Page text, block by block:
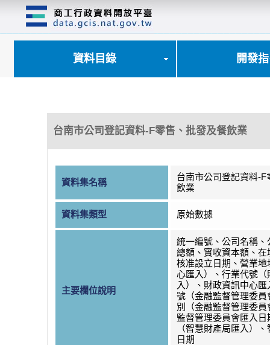
資料目錄 開發
台南市公司登記資料-F零售、批發及餐飲業
資料集名稱
台南市公司登記資料-F
飲業
資料集類型 原始數據
主要欄位說明
統一編號、公司名稱、
總額、實收資本額、在
核准設立日期、營業地
心匯入）、行業代號（
入）、財政資訊中心
號（金融監督管理委員
別（金融監督管理委
監督管理委員會匯入日
（智慧財產局匯入）
日期